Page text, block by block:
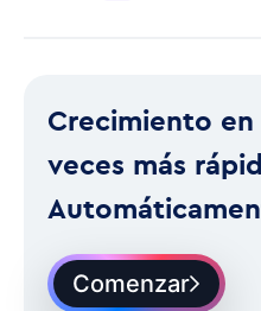
Crecimiento en
veces más
Comenzar